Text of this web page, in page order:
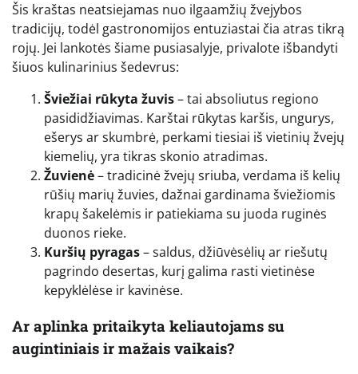
Šis kraštas neatsiejamas nuo ilgaamžių žvejybos
tradicijų, todėl gastronomijos entuziastai čia atras tikrą
rojų. Jei lankotės šiame pusiasalyje, privalote išbandyti
šiuos kulinarinius šedevrus:
Šviežiai rūkyta žuvis– tai absoliutus regiono
pasididžiavimas. Karštai rūkytas karšis, ungurys,
ešerys ar skumbrė, perkami tiesiai iš vietinių žvejų
kiemelių, yra tikras skonio atradimas.
Žuvienė– tradicinė žvejų sriuba, verdama iš kelių
rūšių marių žuvies, dažnai gardinama šviežiomis
krapų šakelėmis ir patiekiama su juoda ruginės
duonos rieke.
Kuršių pyragas– saldus, džiūvėsėlių ar riešutų
pagrindo desertas, kurį galima rasti vietinėse
kepyklėlėse ir kavinėse.
Ar aplinka pritaikyta keliautojams su
augintiniais ir mažais vaikais?